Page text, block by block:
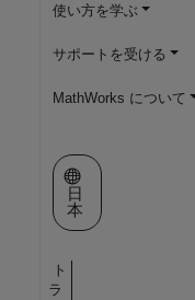
使い方を学ぶ
サポートを受ける
MathWorks について
Web サイトの選択
日
本
ト
ラ